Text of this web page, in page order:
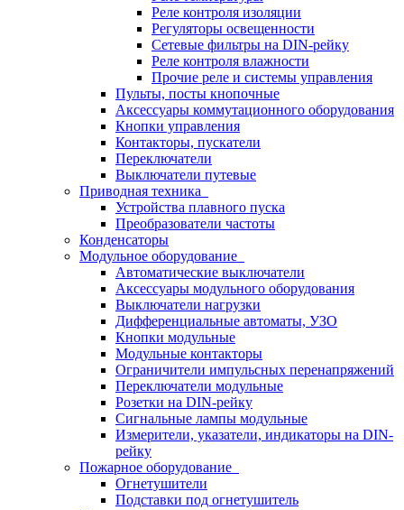
Реле контроля изоляции
Регуляторы освещенности
Сетевые фильтры на DIN-рейку
Реле контроля влажности
Прочие реле и системы управления
Пульты, посты кнопочные
Аксессуары коммутационного оборудования
Кнопки управления
Контакторы, пускатели
Переключатели
Выключатели путевые
Приводная техника
Устройства плавного пуска
Преобразователи частоты
Конденсаторы
Модульное оборудование
Автоматические выключатели
Аксессуары модульного оборудования
Выключатели нагрузки
Дифференциальные автоматы, УЗО
Кнопки модульные
Модульные контакторы
Ограничители импульсных перенапряжений
Переключатели модульные
Розетки на DIN-рейку
Сигнальные лампы модульные
Измерители, указатели, индикаторы на DIN-
рейку
Пожарное оборудование
Огнетушители
Подставки под огнетушитель